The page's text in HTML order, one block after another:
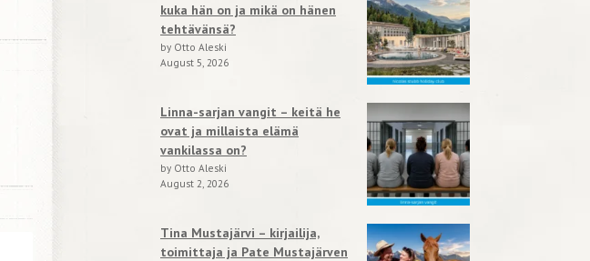
kuka hän on ja mikä on hänen
tehtävänsä?
by Otto Aleski
August 5, 2026
Linna-sarjan vangit – keitä he
ovat ja millaista elämä
vankilassa on?
by Otto Aleski
August 2, 2026
Tina Mustajärvi – kirjailija,
toimittaja ja Pate Mustajärven